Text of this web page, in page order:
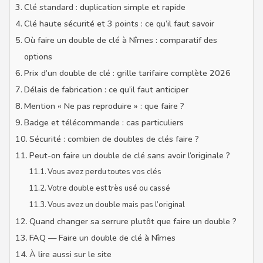
Clé standard : duplication simple et rapide
Clé haute sécurité et 3 points : ce qu’il faut savoir
Où faire un double de clé à Nîmes : comparatif des
options
Prix d’un double de clé : grille tarifaire complète 2026
Délais de fabrication : ce qu’il faut anticiper
Mention « Ne pas reproduire » : que faire ?
Badge et télécommande : cas particuliers
Sécurité : combien de doubles de clés faire ?
Peut-on faire un double de clé sans avoir l’originale ?
Vous avez perdu toutes vos clés
Votre double est très usé ou cassé
Vous avez un double mais pas l’original
Quand changer sa serrure plutôt que faire un double ?
FAQ — Faire un double de clé à Nîmes
À lire aussi sur le site